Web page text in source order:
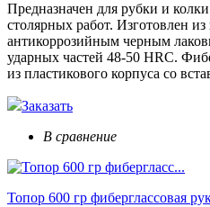
Предназначен для рубки и
столярных работ. Изготовлен
антикоррозийным черным
ударных частей 48-50 HRC.
из пластикового корпуса со
Заказать
В сравнение
Топор 600 гр фиберглассовая